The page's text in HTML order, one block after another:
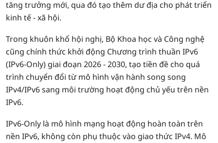
tăng trưởng mới, qua đó tạo thêm dư địa cho phát triển
kinh tế - xã hội.
Trong khuôn khổ hội nghị, Bộ Khoa học và Công nghệ
cũng chính thức khởi động Chương trình thuần IPv6
(IPv6-Only) giai đoạn 2026 - 2030, tạo tiền đề cho quá
trình chuyển đổi từ mô hình vận hành song song
IPv4/IPv6 sang môi trường hoạt động chủ yếu trên nền
IPv6.
IPv6-Only là mô hình mạng hoạt động hoàn toàn trên
nền IPv6, không còn phụ thuộc vào giao thức IPv4. Mô